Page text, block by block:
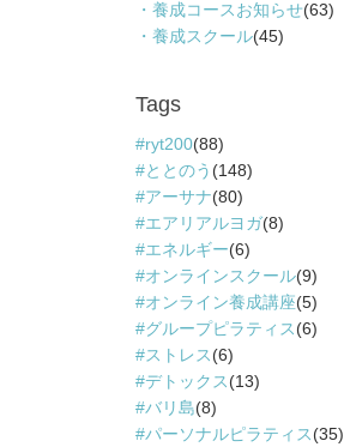
養成コースお知らせ(63)
養成スクール(45)
Tags
ryt200(88)
ととのう (148)
アーサナ(80)
エアリアルヨガ(8)
エネルギー(6)
オンラインスクール(9)
オンライン養成講座(5)
グループピラティス(6)
ストレス(6)
デトックス(13)
バリ島(8)
パーソナルピラティス(35)